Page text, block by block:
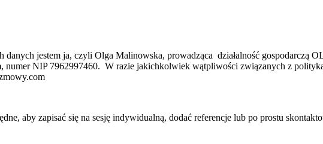
danych jestem ja, czyli Olga Malinowska, prowadząca działalność
numer NIP 7962997460. W razie jakichkolwiek wątpliwości związanych z
aby zapisać się na sesję indywidualną, dodać referencje lub po prostu